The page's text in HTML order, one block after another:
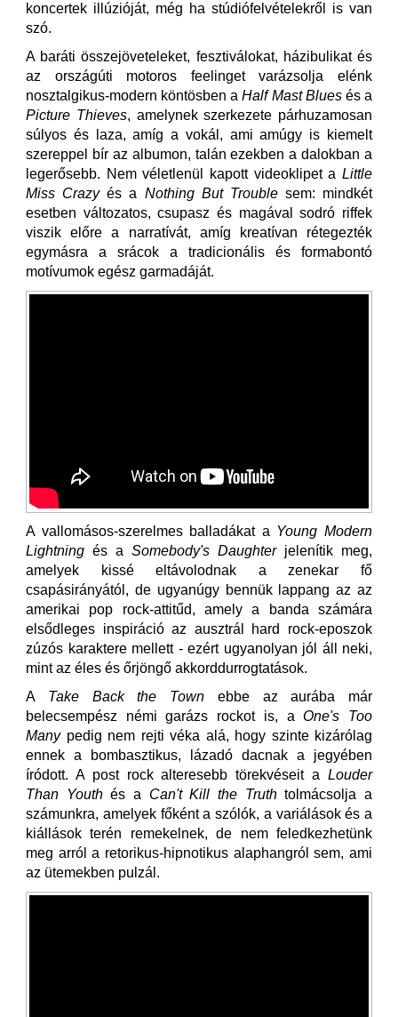
koncertek illúzióját, még ha stúdiófelvételekről is van
szó.
A baráti összejöveteleket, fesztiválokat, házibulikat és
az országúti motoros feelinget varázsolja elénk
nosztalgikus-modern köntösben aHalf Mast Bluesés a
Picture Thieves, amelynek szerkezete párhuzamosan
súlyos és laza, amíg a vokál, ami amúgy is kiemelt
szereppel bír az albumon, talán ezekben a dalokban a
legerősebb. Nem véletlenül kapott videoklipet a Little
Miss Crazyés a Nothing But Troublesem: mindkét
esetben változatos, csupasz és magával sodró riffek
viszik előre a narratívát, amíg kreatívan rétegezték
egymásra a srácok a tradicionális és formabontó
motívumok egész garmadáját.
A vallomásos-szerelmes balladákat a Young Modern
Lightning és a Somebody's Daughterjelenítik meg,
amelyek kissé eltávolodnak a zenekar fő
csapásirányától, de ugyanúgy bennük lappang az az
amerikai pop rock-attitűd, amely a banda számára
elsődleges inspiráció az ausztrál hard rock-eposzok
zúzós karaktere mellett - ezért ugyanolyan jól áll neki,
mint az éles és őrjöngő akkorddurrogtatások.
A Take Back the Town ebbe az aurába már
belecsempész némi garázs rockot is, aOne's Too
Manypedig nem rejti véka alá, hogy szinte kizárólag
ennek a bombasztikus, lázadó dacnak a jegyében
íródott. A post rock alteresebb törekvéseit a Louder
Than Youthés a Can't Kill the Truthtolmácsolja a
számunkra, amelyek főként a szólók, a variálások és a
kiállások terén remekelnek, de nem feledkezhetünk
meg arról a retorikus-hipnotikus alaphangról sem, ami
az ütemekben pulzál.